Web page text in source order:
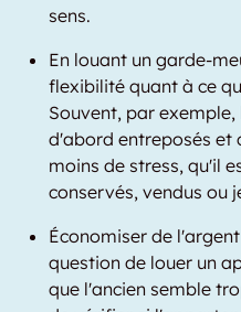
sens.
En louant un garde-
flexibilité quant à ce
Souvent, par
d'abord entreposés et
moins de stress, qu'il
conservés, vendus ou
Économiser de
question de louer un
que l'ancien semble